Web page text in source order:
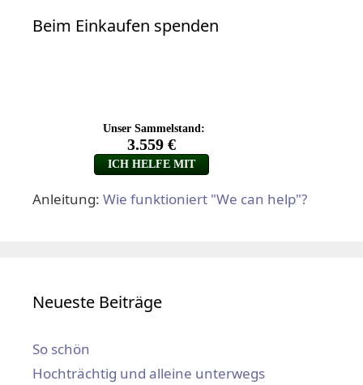
Beim Einkaufen spenden
Anleitung: Wie funktioniert "We can help"?
Neueste Beiträge
So schön
Hochträchtig und alleine unterwegs